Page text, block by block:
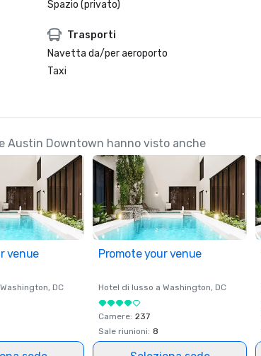
Spazio (privato)
Trasporti
Navetta da/per aeroporto
Taxi
Austin Downtown hanno visto anche
venue
Washington, DC
Promote your venue
Hotel di lusso a Washington, DC
Camere: 237
Sale riunioni: 8